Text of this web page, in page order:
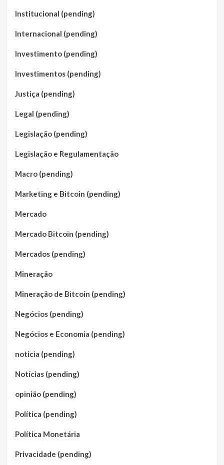
Institucional (pending)
Internacional (pending)
Investimento (pending)
Investimentos (pending)
Justiça (pending)
Legal (pending)
Legislação (pending)
Legislação e Regulamentação
Macro (pending)
Marketing e Bitcoin (pending)
Mercado
Mercado Bitcoin (pending)
Mercados (pending)
Mineração
Mineração de Bitcoin (pending)
Negócios (pending)
Negócios e Economia (pending)
noticia (pending)
Notícias (pending)
opinião (pending)
Política (pending)
Política Monetária
Privacidade (pending)